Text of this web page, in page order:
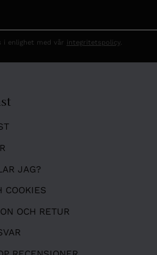
i enlighet med vår integritetspolicy.
JAG?
COOKIES
OCH RETUR